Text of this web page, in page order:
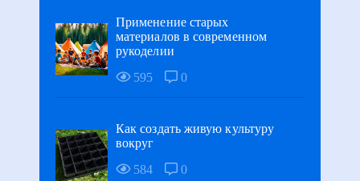
Применение старых
материалов в современном
рукоделии
595
0
Как создать живую культуру
вокруг
584
0